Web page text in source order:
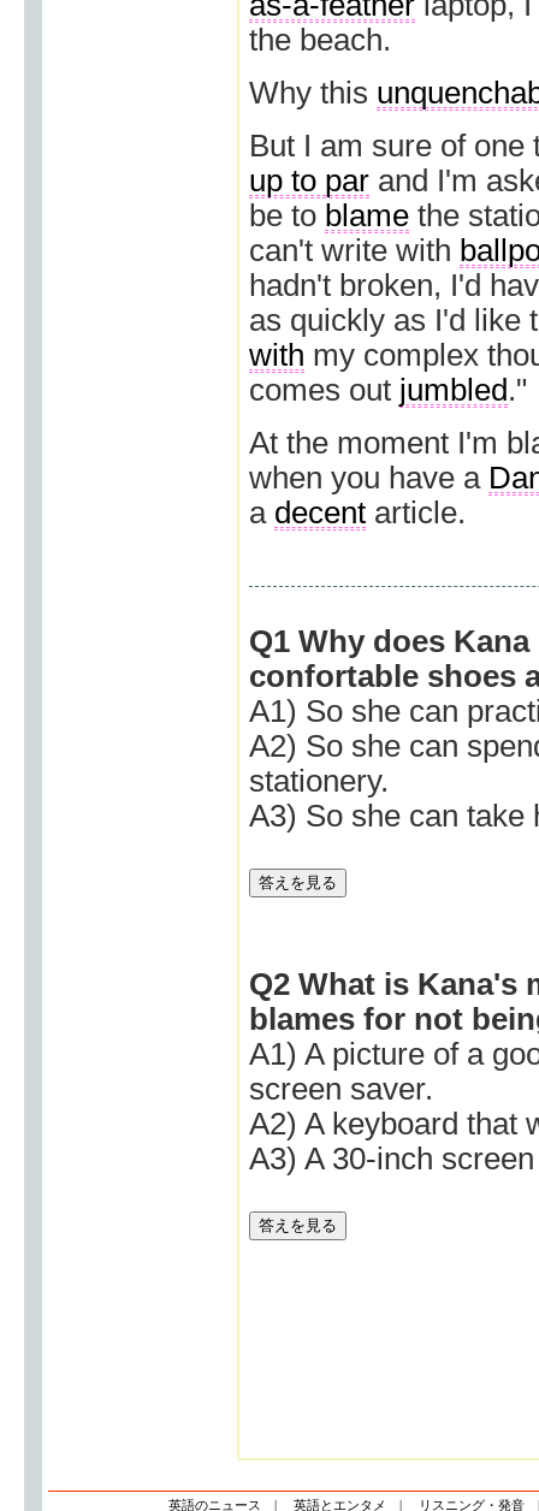
the beach.
Why this
But I am sure of
up to parand I'm
be to blamethe
can't write with
hadn't broken, I'd
as quickly as I'd like
with my complex
comes out jumbled."
At the moment I'm
when you have a
a decentarticle.
Q1 Why does
confortable shoes
A1) So she can
A2) So she can
stationery.
A3) So she can take
Q2 What is Kana's
blames for not
A1) A picture of a
screen saver.
A2) A keyboard that
A3) A 30-inch
英語のニュース | 英語とエンタメ | リスニング・発音